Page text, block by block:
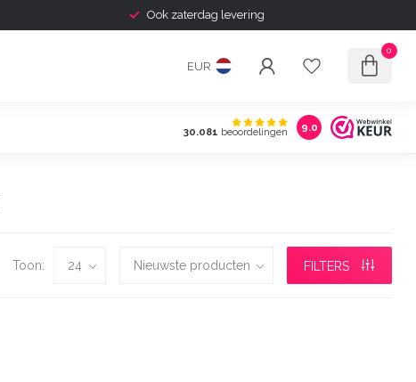
Ook zaterdag levering
EUR
0
30.081 beoordelingen 9.0
Toon: FILTERS